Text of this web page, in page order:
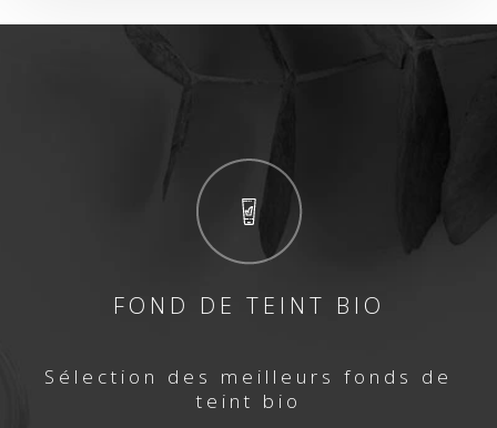
FOND DE TEINT BIO
Sélection des meilleurs fonds de
teint bio